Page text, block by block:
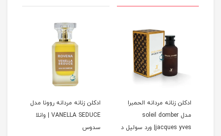
ادكلن زنانه مردانه الحمبرا
مدل soleil domber
jacques yves| ورد سولیل د
ادكلن زنانه مردانه روونا مدل
VANELLA SEDUCE | وانلا
سدوس